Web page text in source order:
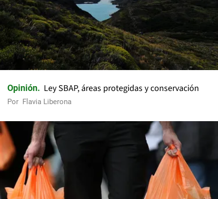
Opinión Ley SBAP, áreas protegidas y conservación
Por Flavia Liberona